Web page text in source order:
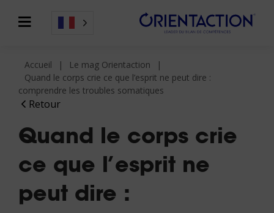
Retour
Accueil
Le mag Orientaction
Quand le corps crie ce que l’esprit ne peut dire :
comprendre les troubles somatiques
Quand le corps crie
ce que l’esprit ne
peut dire :